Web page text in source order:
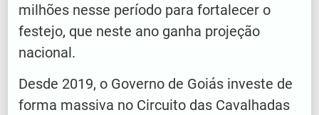
milhões nesse período para fortalecer o
festejo, que neste ano ganha projeção
nacional.
Desde 2019, o Governo de Goiás investe de
forma massiva no Circuito das Cavalhadas